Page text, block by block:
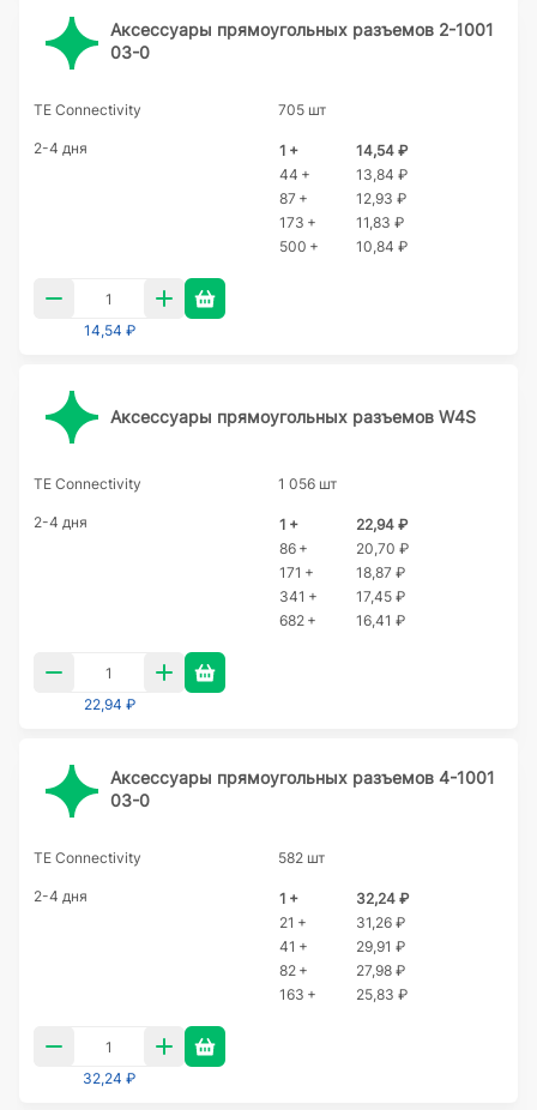
Аксессуары прямоугольных разъемов 2-1001
03-0
TE Connectivity 705 шт
2-4 дня 1 +
14,54 ₽
44 +
13,84 ₽
87 +
12,93 ₽
173 +
11,83 ₽
500 +
10,84 ₽
14,54 ₽
Аксессуары прямоугольных разъемов W4S
TE Connectivity 1 056 шт
2-4 дня 1 +
22,94 ₽
86 +
20,70 ₽
171 +
18,87 ₽
341 +
17,45 ₽
682 +
16,41 ₽
22,94 ₽
Аксессуары прямоугольных разъемов 4-1001
03-0
TE Connectivity 582 шт
2-4 дня 1 +
32,24 ₽
21 +
31,26 ₽
41 +
29,91 ₽
82 +
27,98 ₽
163 +
25,83 ₽
32,24 ₽